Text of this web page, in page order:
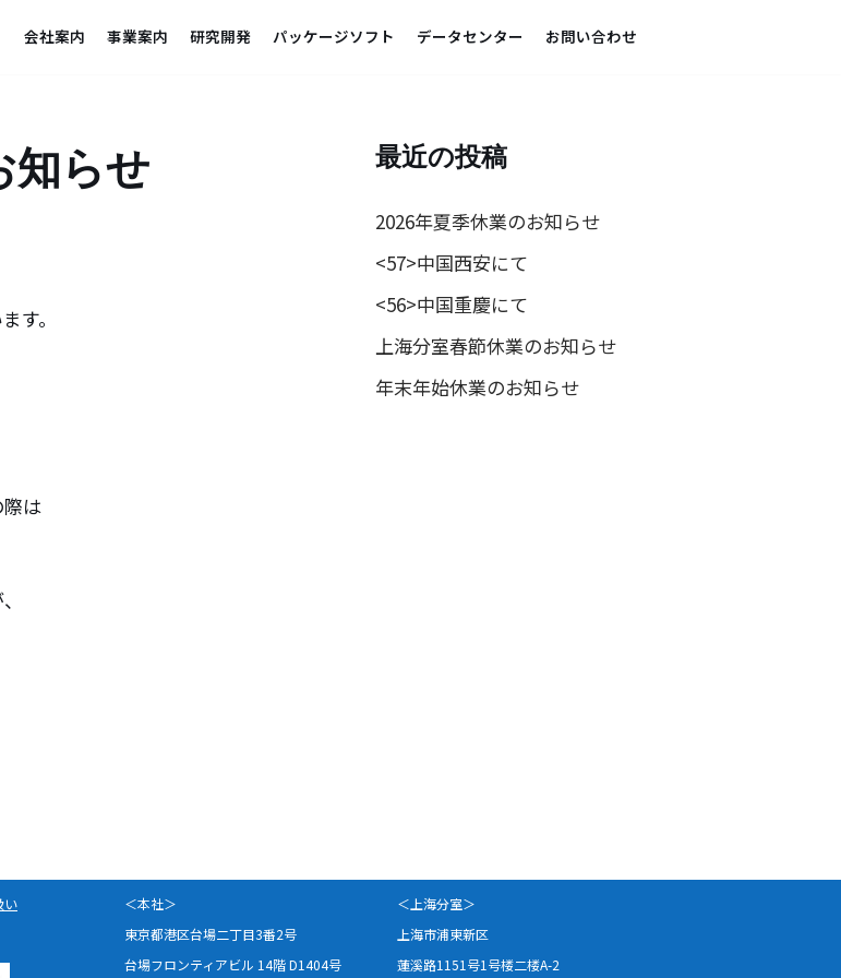
会社案内 事業案内 研究開発 パッケージソフト データセンター お問い合わせ
知らせ
す。
は
最近の投稿
2026年夏季休業のお知らせ
<57>中国西安にて
<56>中国重慶にて
上海分室春節休業のお知らせ
年末年始休業のお知らせ
い
＜本社＞
東京都港区台場二丁目3番2号
台場フロンティアビル 14階 D1404号
＜上海分室＞
上海市浦東新区
蓮溪路1151号1号楼二楼A-2